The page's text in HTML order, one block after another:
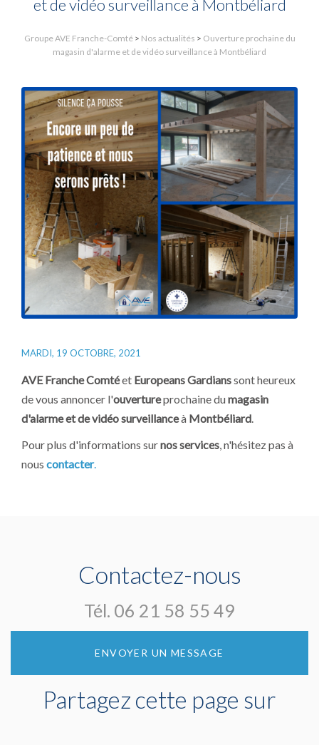
et de vidéo surveillance à Montbéliard
Groupe AVE Franche-Comté> Nos actualités > Ouverture prochaine du
magasin d'alarme et de vidéo surveillance à Montbéliard
MARDI, 19 OCTOBRE, 2021
AVE Franche Comtéet Europeans Gardianssont heureux
de vous annoncer l'ouvertureprochaine dumagasin
d'alarme et de vidéo surveillanceà Montbéliard.
Pour plus d'informations surnos services, n'hésitez pas à
nous contacter.
Contactez-nous
Tél. 06 21 58 55 49
ENVOYER UN MESSAGE
Partagez cette page sur